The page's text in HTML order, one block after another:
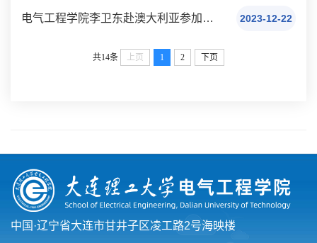
2023-12-22
电气工程学院李卫东赴澳大利亚参加学术会议与交流总结
共14条 上页 1 2 下页
中国·辽宁省大连市甘井子区凌工路2号海映楼